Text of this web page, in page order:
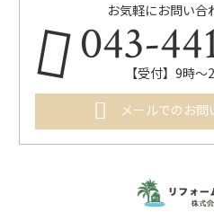
お気軽にお問い合
043-【受付】9時
メールでのお問